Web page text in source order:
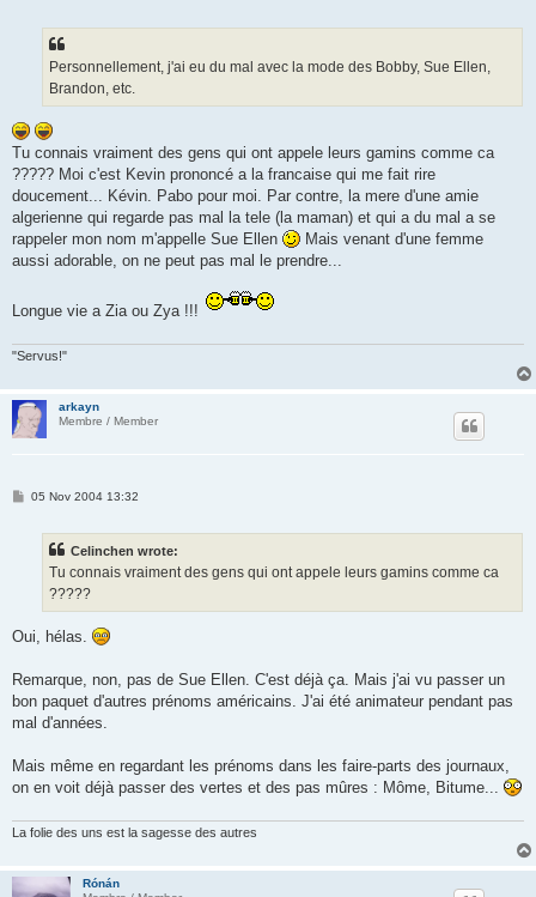
Personnellement, j'ai eu du mal avec la mode des Bobby, Sue Ellen,
Brandon, etc.
Tu connais vraiment des gens qui ont appele leurs gamins comme ca
????? Moi c'est Kevin prononcé a la francaise qui me fait rire
doucement... Kévin. Pabo pour moi. Par contre, la mere d'une amie
algerienne qui regarde pas mal la tele (la maman) et qui a du mal a se
rappeler mon nom m'appelle Sue Ellen
Mais venant d'une femme
aussi adorable, on ne peut pas mal le prendre...
Longue vie a Zia ou Zya !!!
"Servus!"
arkayn
Membre / Member
P05 Nov 2004 13:32
Celinchen wrote:
Tu connais vraiment des gens qui ont appele leurs gamins comme ca
?????
Oui, hélas.
Remarque, non, pas de Sue Ellen. C'est déjà ça. Mais j'ai vu passer un
bon paquet d'autres prénoms américains. J'ai été animateur pendant pas
mal d'années.
Mais même en regardant les prénoms dans les faire-parts des journaux,
on en voit déjà passer des vertes et des pas mûres : Môme, Bitume...
La folie des uns est la sagesse des autres
Rónán